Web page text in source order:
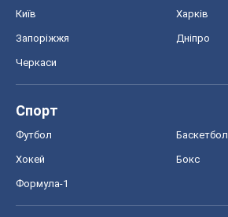
Київ Харків
Запоріжжя Дніпро
Черкаси
Спорт
Футбол Баскетбол
Хокей Бокс
Формула-1